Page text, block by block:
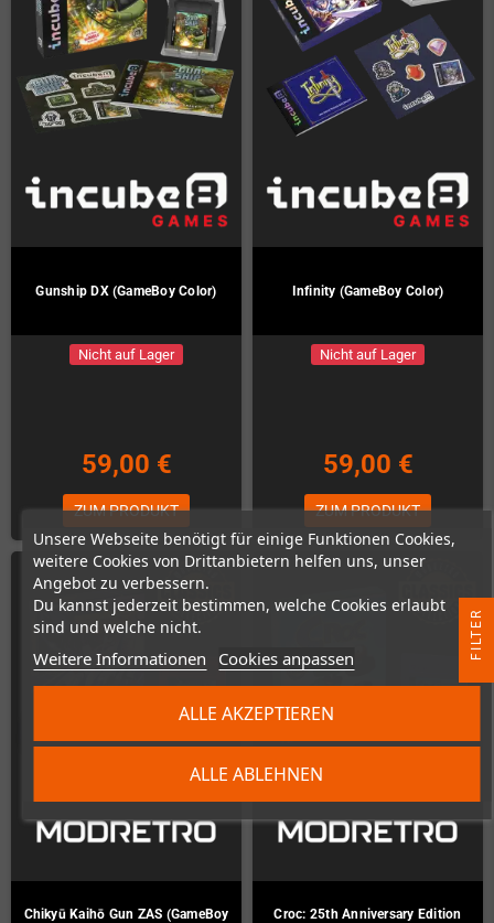
Unsere Webseite benötigt für einige Funktionen Cookies,
weitere Cookies von Drittanbietern helfen uns, unser
Angebot zu verbessern.
Du kannst jederzeit bestimmen, welche Cookies erlaubt
sind und welche nicht.
Weitere Informationen Cookies anpassen
ALLE ABLEHNEN
ALLE AKZEPTIEREN
Gunship DX (GameBoy Color)
Nicht auf Lager
59,00 €
ZUM PRODUKT
Infinity (GameBoy Color)
Nicht auf Lager
59,00 €
ZUM PRODUKT
Chikyū Kaihō Gun ZAS (GameBoy
Croc: 25th Anniversary Edition
R